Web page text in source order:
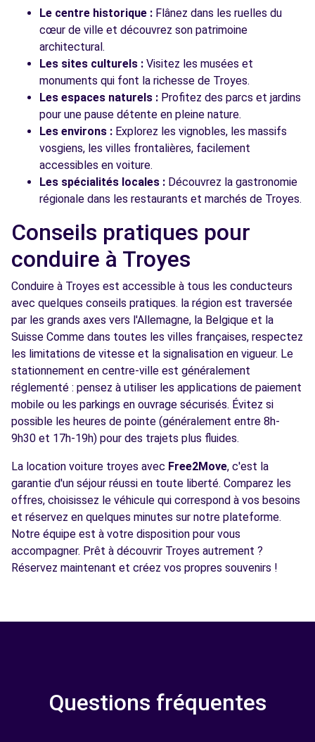
Le centre historique : Flânez dans les ruelles du
cœur de ville et découvrez son patrimoine
architectural.
Les sites culturels : Visitez les musées et
monuments qui font la richesse de Troyes.
Les espaces naturels : Profitez des parcs et jardins
pour une pause détente en pleine nature.
Les environs : Explorez les vignobles, les massifs
vosgiens, les villes frontalières, facilement
accessibles en voiture.
Les spécialités locales : Découvrez la gastronomie
régionale dans les restaurants et marchés de Troyes.
Conseils pratiques pour
conduire à Troyes
Conduire à Troyes est accessible à tous les conducteurs
avec quelques conseils pratiques. la région est traversée
par les grands axes vers l'Allemagne, la Belgique et la
Suisse Comme dans toutes les villes françaises, respectez
les limitations de vitesse et la signalisation en vigueur. Le
stationnement en centre-ville est généralement
réglementé : pensez à utiliser les applications de paiement
mobile ou les parkings en ouvrage sécurisés. Évitez si
possible les heures de pointe (généralement entre 8h-
9h30 et 17h-19h) pour des trajets plus fluides.
La location voiture troyes avec Free2Move, c'est la
garantie d'un séjour réussi en toute liberté. Comparez les
offres, choisissez le véhicule qui correspond à vos besoins
et réservez en quelques minutes sur notre plateforme.
Notre équipe est à votre disposition pour vous
accompagner. Prêt à découvrir Troyes autrement ?
Réservez maintenant et créez vos propres souvenirs !
Questions fréquentes